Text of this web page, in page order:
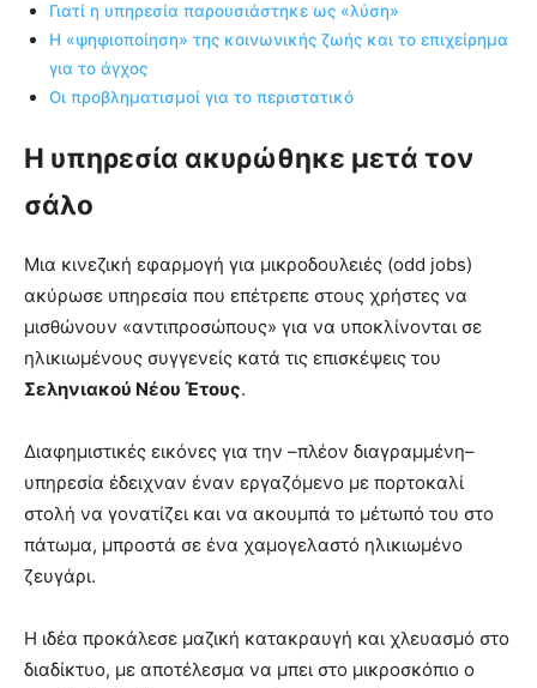
Γιατί η υπηρεσία παρουσιάστηκε ως «λύση»
Η «ψηφιοποίηση» της κοινωνικής ζωής και το επιχείρημα
για το άγχος
Οι προβληματισμοί για το περιστατικό
Η υπηρεσία ακυρώθηκε μετά τον
σάλο
Μια κινεζική εφαρμογή για μικροδουλειές (odd jobs)
ακύρωσε υπηρεσία που επέτρεπε στους χρήστες να
μισθώνουν «αντιπροσώπους» για να υποκλίνονται σε
ηλικιωμένους συγγενείς κατά τις επισκέψεις του
Σεληνιακού Νέου Έτους.
Διαφημιστικές εικόνες για την –πλέον διαγραμμένη–
υπηρεσία έδειχναν έναν εργαζόμενο με πορτοκαλί
στολή να γονατίζει και να ακουμπά το μέτωπό του στο
πάτωμα, μπροστά σε ένα χαμογελαστό ηλικιωμένο
ζευγάρι.
Η ιδέα προκάλεσε μαζική κατακραυγή και χλευασμό στο
διαδίκτυο, με αποτέλεσμα να μπει στο μικροσκόπιο ο